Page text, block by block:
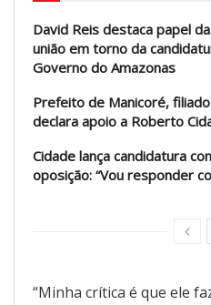
David Reis destaca papel
união em torno da
Governo do Amazonas
Prefeito de Manicoré,
declara apoio a Roberto
Cidade lança candidatura
oposição: “Vou responder
“Minha crítica é que ele